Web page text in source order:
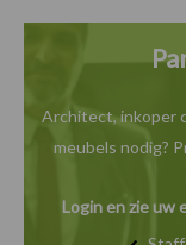
Architect, inkoper
meubels nodig?
Login en zie uw